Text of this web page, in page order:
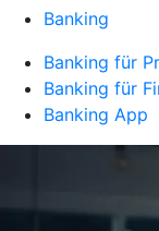
Banking
Banking für
Banking für
Banking App